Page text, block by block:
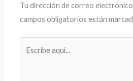
Tu dirección de correo
campos obligatorios están